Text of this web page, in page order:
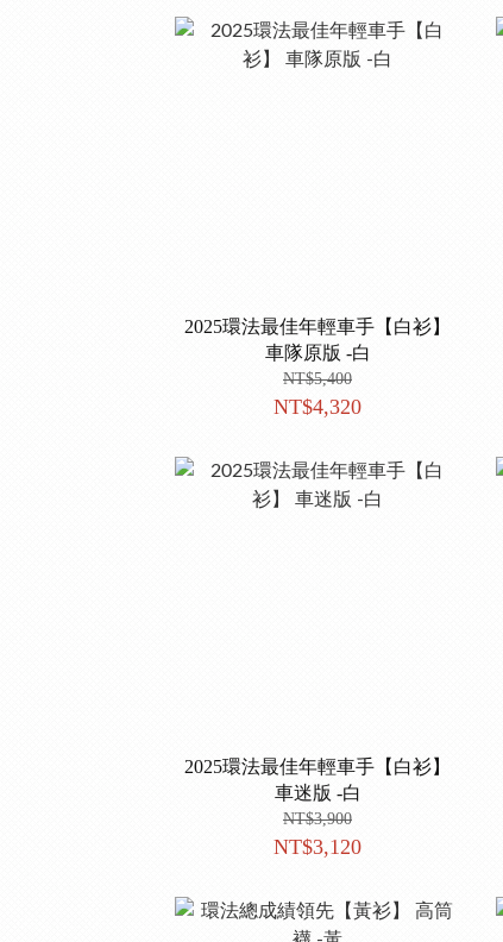
2025環法最佳年輕車手【白衫】
車隊原版 -白
NT$5,400
NT$4,320
2025環法最佳年輕車手【白衫】
車迷版 -白
NT$3,900
NT$3,120